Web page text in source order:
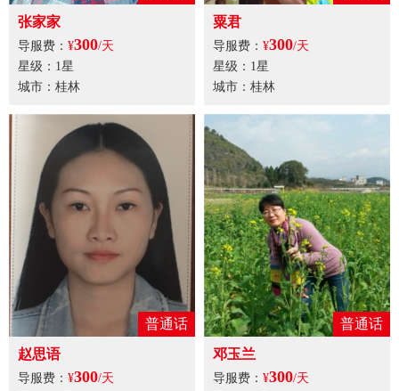
张家家
导服费： ¥300/天
星级：1星
城市：桂林
粟君
导服费： ¥300/天
星级：1星
城市：桂林
普通话
赵思语
导服费： ¥300/天
普通话
邓玉兰
导服费： ¥300/天